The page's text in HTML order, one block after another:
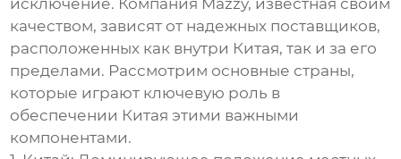
исключение. Компания Mazzy, известная своим
качеством, зависят от надежных поставщиков,
расположенных как внутри Китая, так и за его
пределами. Рассмотрим основные страны,
которые играют ключевую роль в
обеспечении Китая этими важными
компонентами.